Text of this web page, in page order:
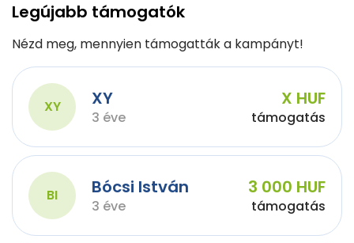
Legújabb támogatók
Nézd meg, mennyien támogatták a kampányt!
XY XY
3 éve
X HUF
támogatás
BI Bócsi István
3 éve
3 000 HUF
támogatás